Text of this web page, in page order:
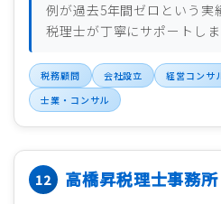
例が過去5年間ゼロという実
税理士が丁寧にサポートしま
税務顧問 会社設立 経営コンサ
士業・コンサル
高橋昇税理士事務所